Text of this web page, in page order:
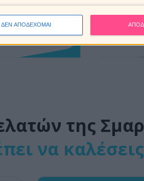
ΔΕΝ ΑΠΟΔΕΧΟΜΑΙ
παρε τώρα
της
να καλέσεις